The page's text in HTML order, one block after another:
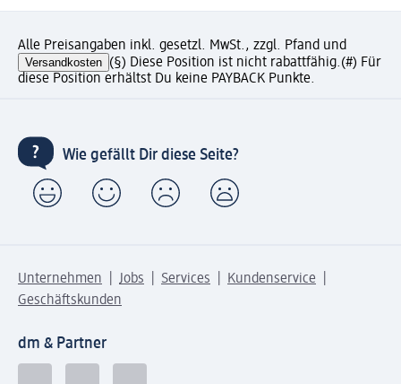
Alle Preisangaben inkl. gesetzl. MwSt., zzgl. Pfand und
Versandkosten (§) Diese Position ist nicht rabattfähig.(#) Für
diese Position erhältst Du keine PAYBACK Punkte.
Wie gefällt Dir diese Seite?
Unternehmen Jobs Services
Kundenservice
Geschäftskunden
dm & Partner